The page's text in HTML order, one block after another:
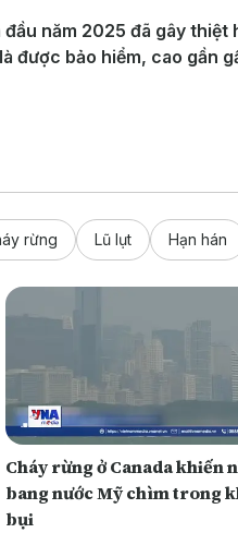
năm 2025 đã gây thiệt
được bảo hiểm, cao gần
rừng Lũ lụt Hạn hán
Cháy rừng ở Canada khiến
bang nước Mỹ chìm trong
bụi